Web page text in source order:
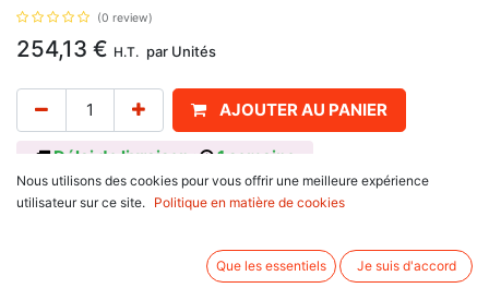
(0 review)
254,13 € H.T. par Unités
AJOUTER AU PANIER
Délai de livraison : 1 semaine
Bobine de prise de force pour John Deere Série 6020 6920 S, avec pour
Nous utilisons des cookies pour vous offrir une meilleure expérience
utilisateur sur ce site.
Politique en matière de cookies
Que les essentiels Je suis d'accord